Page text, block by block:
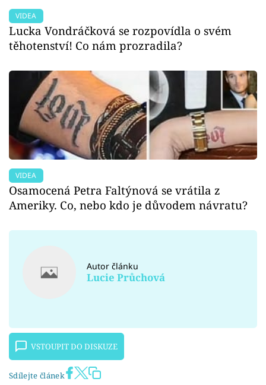
VIDEA
Lucka Vondráčková se rozpovídla o svém
těhotenství! Co nám prozradila?
VIDEA
Osamocená Petra Faltýnová se vrátila z
Ameriky. Co, nebo kdo je důvodem návratu?
Autor článku
Lucie Průchová
VSTOUPIT DO DISKUZE
Sdílejte článek